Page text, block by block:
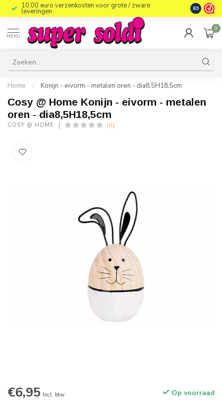
10,00 euro verzenkosten voor grote / zware
leveringen 8.5
MENU
0
Home / Konijn - eivorm - metalen oren - dia8,5H18,5cm
Cosy @ Home Konijn - eivorm - metalen
oren - dia8,5H18,5cm
COSY @ HOME (0)
€6,95 Incl. btw Op voorraad